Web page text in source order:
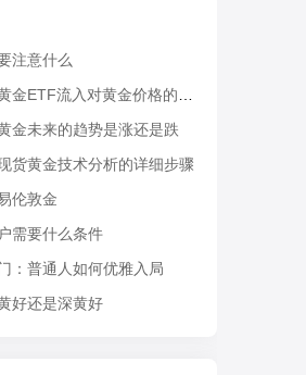
注意什么
ETF流入对黄金价格的影响分析
金未来的趋势是涨还是跌
货黄金技术分析的详细步骤
伦敦金
需要什么条件
：普通人如何优雅入局
好还是深黄好